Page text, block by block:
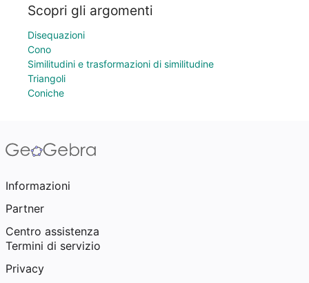
Scopri gli argomenti
Disequazioni
Cono
Similitudini e trasformazioni di similitudine
Triangoli
Coniche
Informazioni
Partner
Centro assistenza
Termini di servizio
Privacy